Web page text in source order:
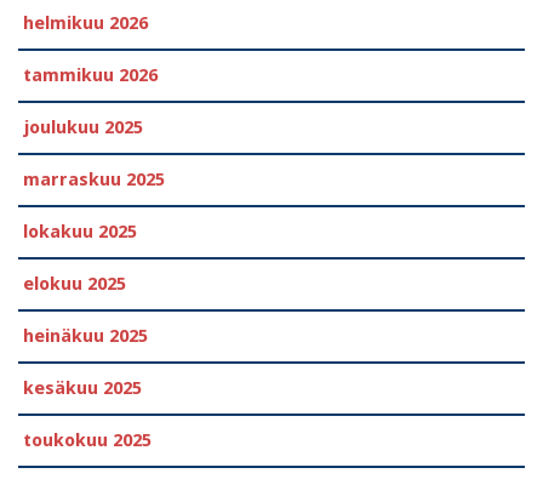
helmikuu 2026
tammikuu 2026
joulukuu 2025
marraskuu 2025
lokakuu 2025
elokuu 2025
heinäkuu 2025
kesäkuu 2025
toukokuu 2025